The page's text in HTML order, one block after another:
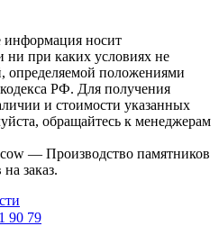
информация носит
при каких условиях не
определяемой положениями
РФ. Для получения
и стоимости указанных
обращайтесь к менеджерам
— Производство памятников
заказ.
90 79